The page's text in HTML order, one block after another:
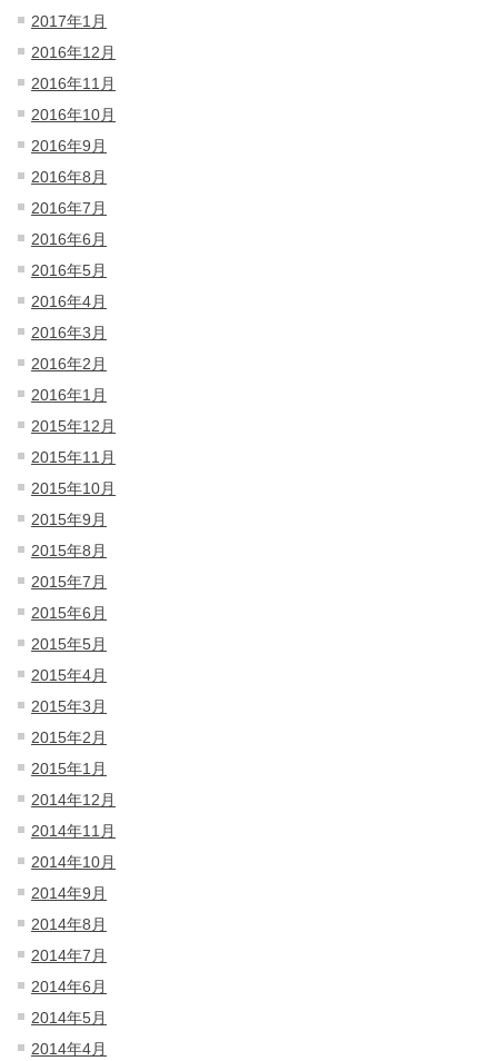
2017年1月
2016年12月
2016年11月
2016年10月
2016年9月
2016年8月
2016年7月
2016年6月
2016年5月
2016年4月
2016年3月
2016年2月
2016年1月
2015年12月
2015年11月
2015年10月
2015年9月
2015年8月
2015年7月
2015年6月
2015年5月
2015年4月
2015年3月
2015年2月
2015年1月
2014年12月
2014年11月
2014年10月
2014年9月
2014年8月
2014年7月
2014年6月
2014年5月
2014年4月